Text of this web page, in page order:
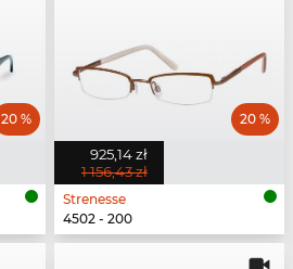
20 %
925,14 zł
1 156,43 zł
20 %
Strenesse
4502 - 200